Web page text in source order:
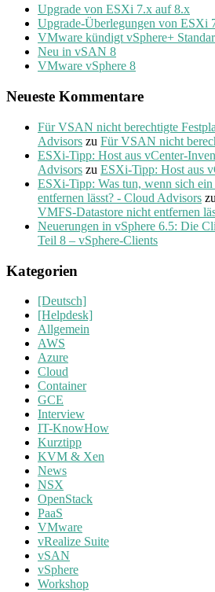
Upgrade von ESXi 7.x auf 8.x
Upgrade-Überlegungen von ESXi
VMware kündigt vSphere+
Neu in vSAN 8
VMware vSphere 8
Neueste Kommentare
Für VSAN nicht berechtigte
Advisors zu Für VSAN nicht
ESXi-Tipp: Host aus vCenter-
Advisors zu ESXi-Tipp: Host aus
ESXi-Tipp: Was tun, wenn sich
entfernen lässt? - Cloud Advisors zu
VMFS-Datastore nicht entfernen
Neuerungen in vSphere 6.5: Die
Teil 8 – vSphere-Clients
Kategorien
[Deutsch]
[Helpdesk]
Allgemein
AWS
Azure
Cloud
Container
GCE
Interview
IT-KnowHow
Kurztipp
KVM & Xen
News
NSX
OpenStack
PaaS
VMware
vRealize Suite
vSAN
vSphere
Workshop